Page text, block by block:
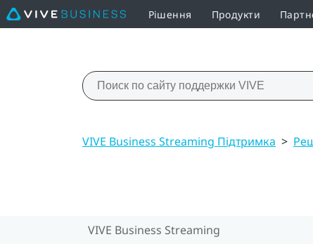
Рішення Продукти
VIVE Business Streaming Підтримка >
VIVE Business Streaming